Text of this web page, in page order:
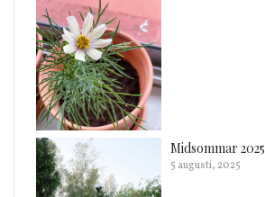
Midsommar 2025
5 augusti, 2025